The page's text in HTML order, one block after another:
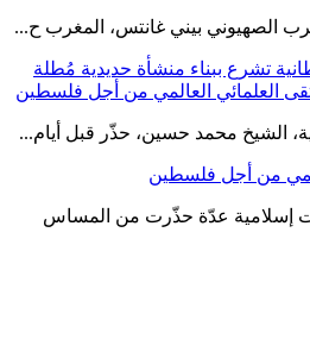
الصهيوني بيني غانتس، المغرب ح...
تشرع ببناء منشأة حديدية مُطلة
العلمائي العالمي من أجل فلسطين
الشيخ محمد حسين، حذّر قبل أيام...
من أجل فلسطين
إسلامية عدّة حذّرت من المساس